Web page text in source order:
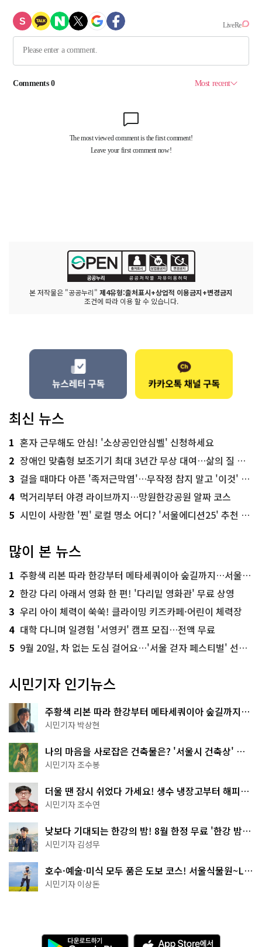
본 저작물은 "공공누리" 제4유형:출처표시+상업적 이용금지+변경금지
조건에 따라 이용 할 수 있습니다.
최신 뉴스
1 혼자 근무해도 안심! '소상공인안심벨' 신청하세요
2 장애인 맞춤형 보조기기 최대 3년간 무상 대여…삶의 질 높인다
3 걸을 때마다 아픈 '족저근막염'…무작정 참지 말고 '이것' 해보세요!
4 먹거리부터 야경 라이브까지…망원한강공원 알짜 코스
5 시민이 사랑한 '찐' 로컬 명소 어디? '서울에디션25' 추천 코스
많이 본 뉴스
1 주황색 리본 따라 한강부터 메타세쿼이아 숲길까지…서울둘레길 15코스
2 한강 다리 아래서 영화 한 편! '다리밑 영화관' 무료 상영
3 우리 아이 체력이 쑥쑥! 클라이밍 키즈카페·어린이 체력장
4 대학 다니며 일경험 '서영커' 캠프 모집…전액 무료
5 9월 20일, 차 없는 도심 걸어요…'서울 걷자 페스티벌' 선착순 5천명
시민기자 인기뉴스
주황색 리본 따라 한강부터 메타세쿼이아 숲길까지…
서울둘레길 15코스
시민기자 박상현
나의 마음을 사로잡은 건축물은? '서울시 건축상' 수
상작 공개!
시민기자 조수봉
더울 땐 잠시 쉬었다 가세요! 생수 냉장고부터 해피소
·무더위쉼터까지
시민기자 조수연
낮보다 기대되는 한강의 밤! 8월 한정 무료 '한강 밤
핑' 예약은?
시민기자 김성무
호수·예술·미식 모두 품은 도보 코스! 서울식물원~LG
아트센터~마곡테라스거리
시민기자 이상돈
다 A